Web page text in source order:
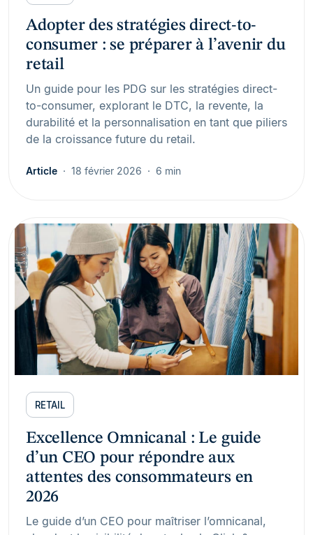
Adopter des stratégies direct-to-
consumer : se préparer à l’avenir du
retail
Un guide pour les PDG sur les stratégies direct-
to-consumer, explorant le DTC, la revente, la
durabilité et la personnalisation en tant que piliers
de la croissance future du retail.
Article 18 février 2026 6 min
RETAIL
Excellence Omnicanal : Le guide
d’un CEO pour répondre aux
attentes des consommateurs en
2026
Le guide d’un CEO pour maîtriser l’omnicanal,